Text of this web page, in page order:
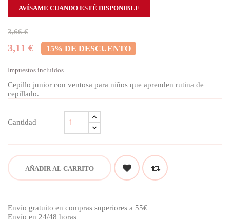
AVÍSAME CUANDO ESTÉ DISPONIBLE
3,66 €
3,11 € 15% DE DESCUENTO
Impuestos incluidos
Cepillo junior con ventosa para niños que aprenden rutina de
cepillado.
Cantidad
AÑADIR AL CARRITO
Envío gratuito en compras superiores a 55€
Envío en 24/48 horas